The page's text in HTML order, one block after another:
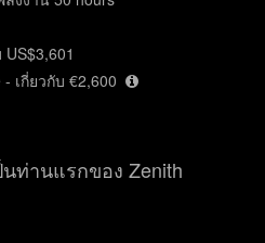
US$3,601
- เกี่ยวกับ €2,600
ท่านแรกของ Zenith